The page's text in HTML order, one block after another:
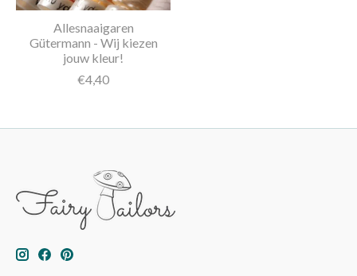
Allesnaaigaren
Gütermann - Wij kiezen
jouw kleur!
€4,40